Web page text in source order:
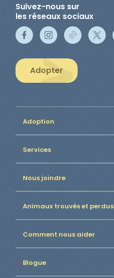
Suivez-nous sur
les réseaux sociaux
Adopter
Adoption
Services
Nous joindre
Animaux trouvés et perdus
Comment nous aider
Blogue